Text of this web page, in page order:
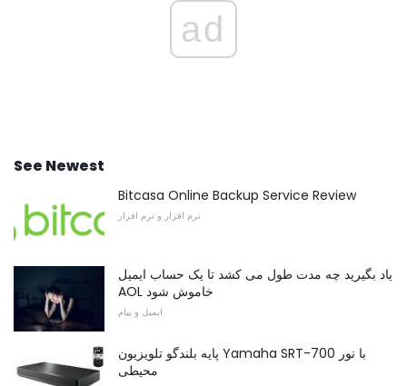
ad
See Newest
Bitcasa Online Backup Service Review
نرم افزار و نرم افزار
یاد بگیرید چه مدت طول می کشد تا یک حساب ایمیل
AOL خاموش شود
ایمیل و پیام
پایه بلندگو تلویزیون Yamaha SRT-700 با نور
محیطی